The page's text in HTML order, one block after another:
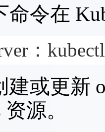
命令在
：
或更新
源。